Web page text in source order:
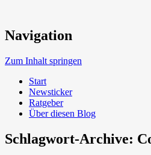
Umweltbewusst
Neue Trends beim
Navigation
Zum Inhalt springen
Start
Newsticker
Ratgeber
Über diesen Blog
Schlagwort-Archive: